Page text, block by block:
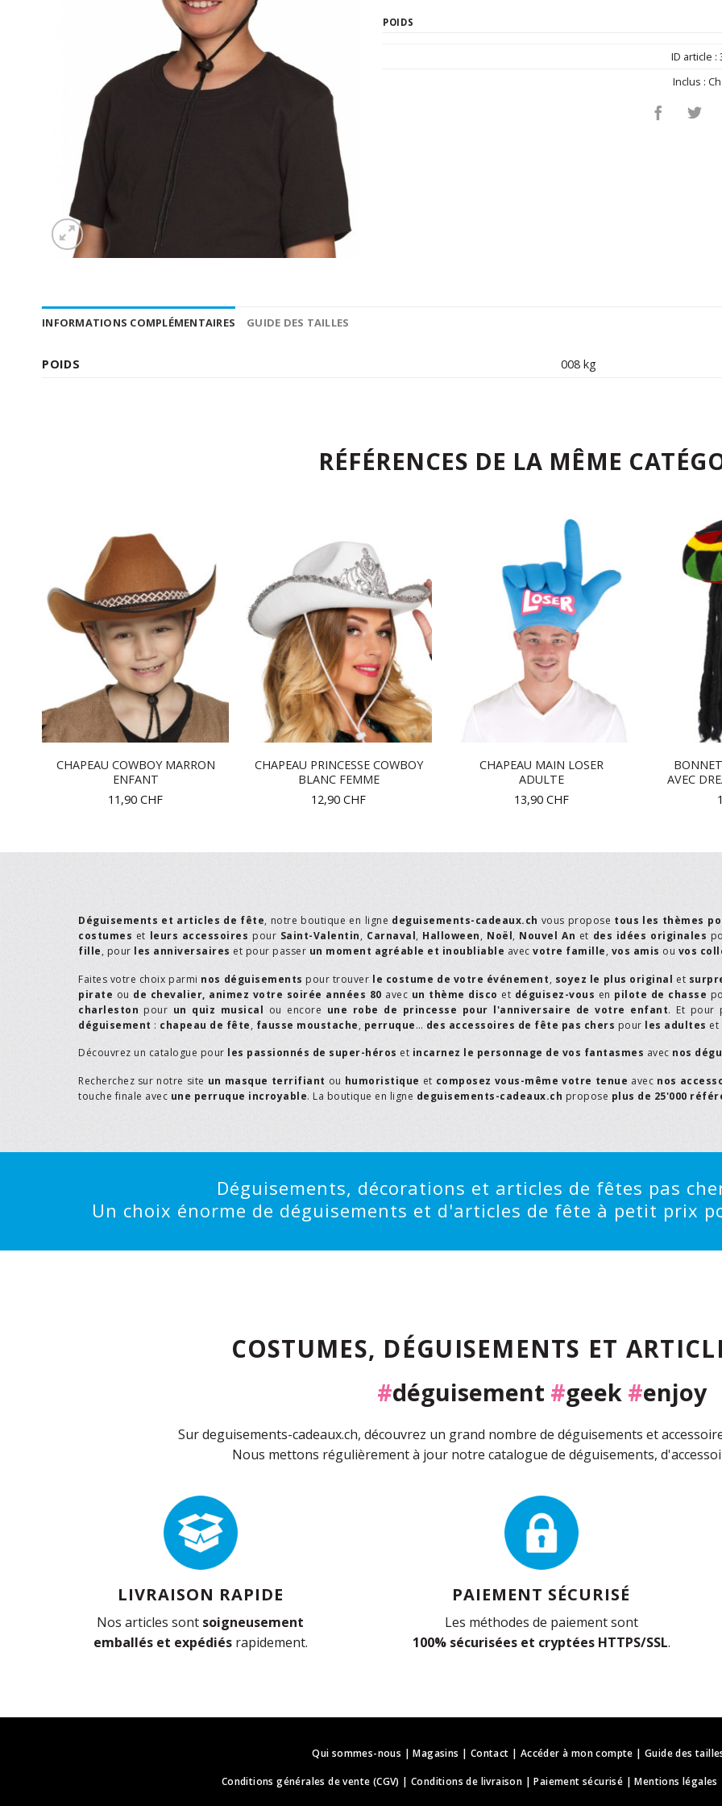
POIDS
ID article :
Inclus :
INFORMATIONS COMPLÉMENTAIRES GUIDE DES TAILLES
POIDS 008 kg
RÉFÉRENCES DE LA MÊME
CHAPEAU COWBOY MARRON
ENFANT
11,90 CHF
CHAPEAU PRINCESSE COWBOY
BLANC FEMME
12,90 CHF
CHAPEAU MAIN LOSER
ADULTE
13,90 CHF
AVEC
Déguisements et articles de fête, notre boutique en ligne deguisements-cadeaux.ch vous propose tous les thèmes
costumes et leurs accessoires pour Saint-Valentin, Carnaval, Halloween, Noël, Nouvel An et des idées originales
fille, pour les anniversaires et pour passer un moment agréable et inoubliable avec votre famille, vos amis ou vos
Faites votre choix parmi nos déguisements pour trouver le costume de votre événement, soyez le plus original et
pirate ou de chevalier, animez votre soirée années 80 avec un thème disco et déguisez-vous en pilote de chasse
charleston pour un quiz musical ou encore une robe de princesse pour l'anniversaire de votre enfant. Et pour
déguisement : chapeau de fête, fausse moustache, perruque… des accessoires de fête pas chers pour les adultes et
Découvrez un catalogue pour les passionnés de super-héros et incarnez le personnage de vos fantasmes avec nos
Recherchez sur notre site un masque terrifiant ou humoristique et composez vous-même votre tenue avec nos
touche finale avec une perruque incroyable. La boutique en ligne deguisements-cadeaux.ch propose plus de 25'000
Déguisements, décorations et articles de fêtes pas
Un choix énorme de déguisements et d'articles de fête à petit prix
COSTUMES, DÉGUISEMENTS ET
#déguisement #geek #enjoy
Sur deguisements-cadeaux.ch, découvrez un grand nombre de déguisements et
Nous mettons régulièrement à jour notre catalogue de déguisements,
LIVRAISON RAPIDE
Nos articles sont soigneusement
emballés et expédiésrapidement.
PAIEMENT SÉCURISÉ
Les méthodes de paiement sont
100% sécurisées et cryptées HTTPS/SSL.
Qui sommes-nous |Magasins | Contact | Accéder à mon compte |Guide des
Conditions générales de vente (CGV) | Conditions de livraison |Paiement sécurisé |Mentions légales